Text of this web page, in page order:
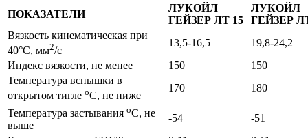
ПОКАЗАТЕЛИ
ЛУКОЙЛ
ГЕЙЗЕР ЛТ 15
ЛУКОЙЛ
ГЕЙЗЕР
Вязкость кинематическая при
40°С, мм2/с
13,5-16,5
19,8-24,2
Индекс вязкости, не менее
150
150
Температура вспышки в
открытом тигле oC, не ниже
170 180
Температура застывания oC, не
выше
-54
-51